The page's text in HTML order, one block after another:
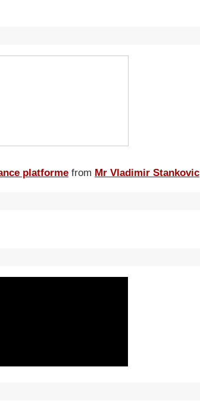
platforme from Mr Vladimir Stankovic